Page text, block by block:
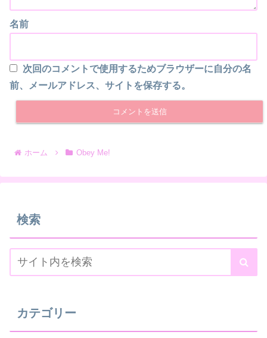
名前
次回のコメントで使用するためブラウザーに自分の名
前、メールアドレス、サイトを保存する。
ホーム Obey Me!
検索
カテゴリー